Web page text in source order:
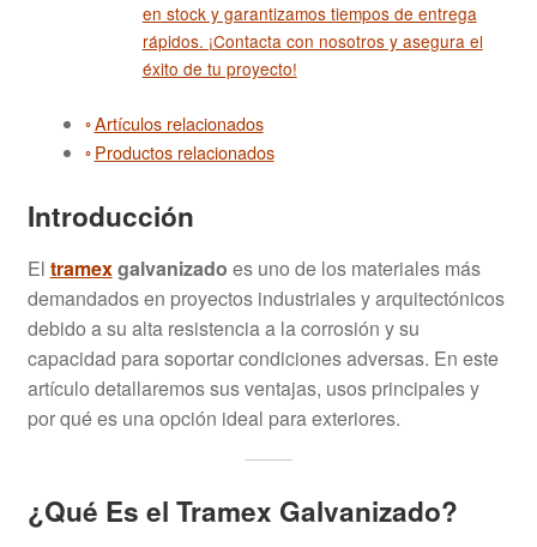
en stock y garantizamos tiempos de entrega
rápidos. ¡Contacta con nosotros y asegura el
éxito de tu proyecto!
Artículos relacionados
Productos relacionados
Introducción
El tramexgalvanizado es uno de los materiales más
demandados en proyectos industriales y arquitectónicos
debido a su alta resistencia a la corrosión y su
capacidad para soportar condiciones adversas. En este
artículo detallaremos sus ventajas, usos principales y
por qué es una opción ideal para exteriores.
¿Qué Es el Tramex Galvanizado?